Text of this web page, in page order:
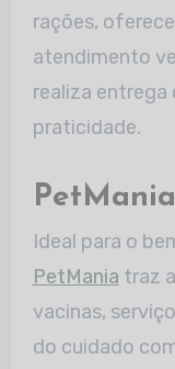
rações,
atendimento
realiza entrega
praticidade.
PetMania
Ideal para o
PetMania traz
vacinas,
do cuidado